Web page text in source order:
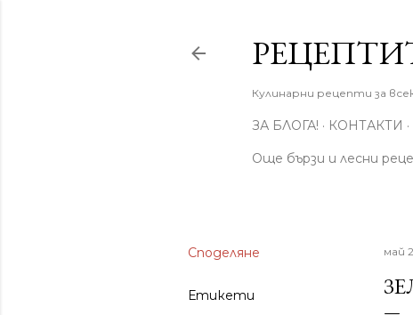
Кулинарни рецепти за
ЗА БЛОГА! КОНТАКТИ
Още бързи и лесни
Споделяне
Етикети
май